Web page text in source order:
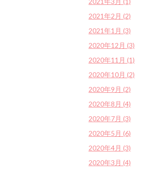
2021年2月 (2)
2021年1月 (3)
2020年12月 (3)
2020年11月 (1)
2020年10月 (2)
2020年9月 (2)
2020年8月 (4)
2020年7月 (3)
2020年5月 (6)
2020年4月 (3)
2020年3月 (4)